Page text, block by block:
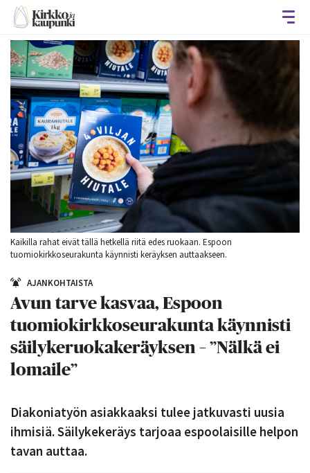
Kaikilla rahat eivät tällä hetkellä riitä edes ruokaan. Espoon
tuomiokirkkoseurakunta käynnisti keräyksen auttaakseen.
AJANKOHTAISTA
Avun tarve kasvaa, Espoon
tuomiokirkkoseurakunta käynnisti
säilykeruokakeräyksen – ”Nälkä ei
lomaile”
Diakoniatyön asiakkaaksi tulee jatkuvasti uusia
ihmisiä. Säilykekeräys tarjoaa espoolaisille helpon
tavan auttaa.